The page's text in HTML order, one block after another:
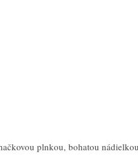
plnkou, bohatou